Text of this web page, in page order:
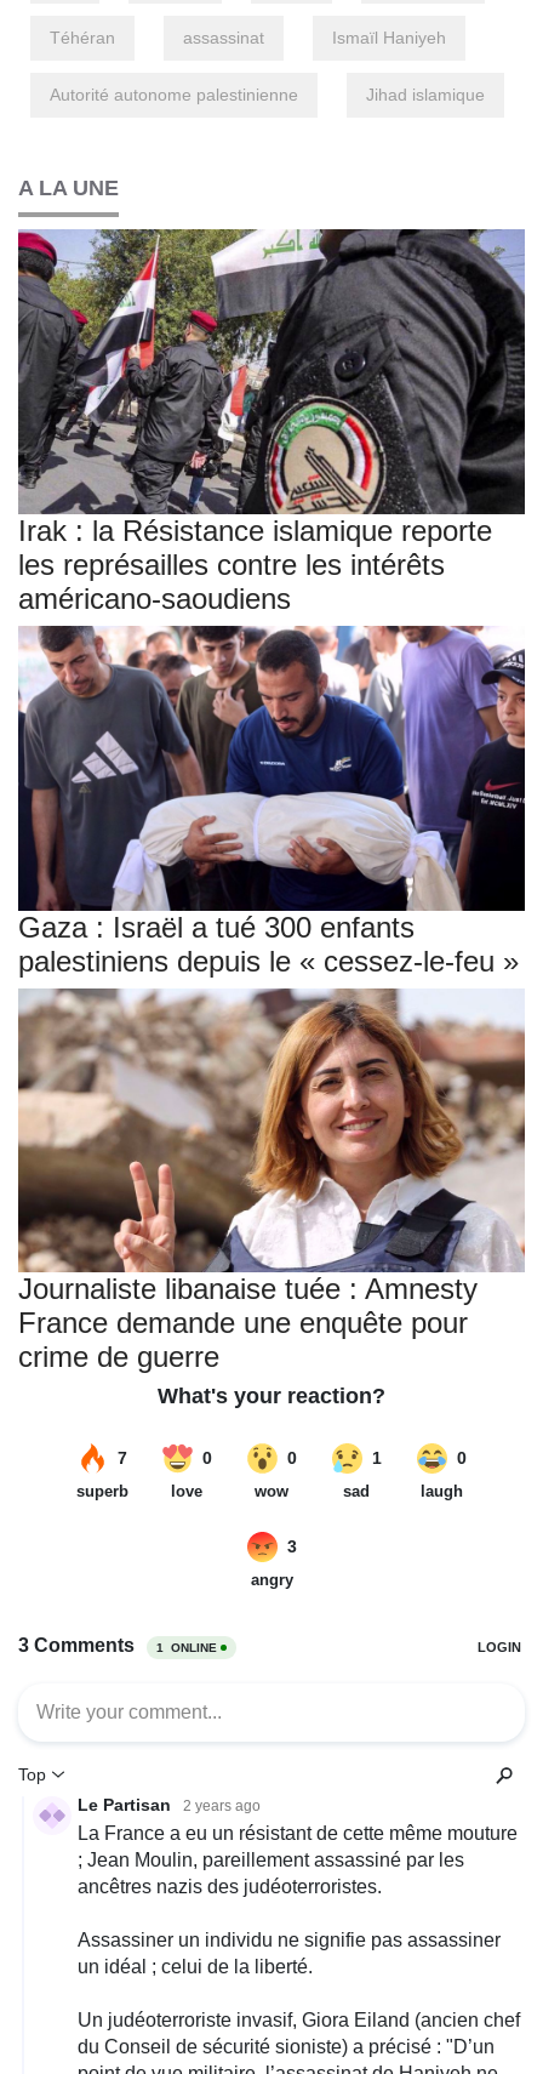
Téhéran assassinat Ismaïl Haniyeh
Autorité autonome palestinienne Jihad islamique
A LA UNE
Irak : la Résistance islamique reporte
les représailles contre les intérêts
américano-saoudiens
Gaza : Israël a tué 300 enfants
palestiniens depuis le « cessez-le-feu »
Journaliste libanaise tuée : Amnesty
France demande une enquête pour
crime de guerre